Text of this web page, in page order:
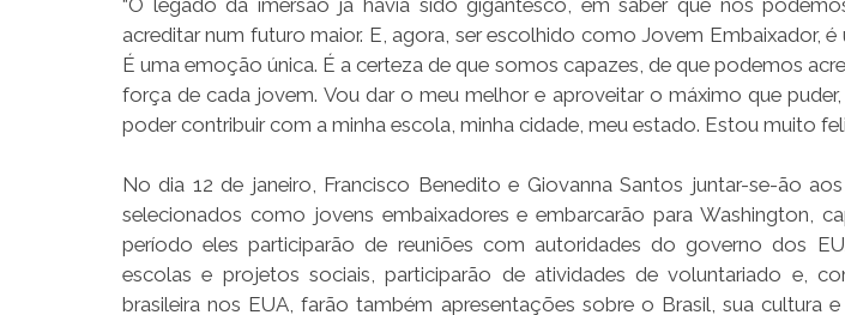
acreditar num futuro maior. E, agora, ser escolhido como Jovem Embaixador, é
É uma emoção única. É a certeza de que somos capazes, de que podemos
força de cada jovem. Vou dar o meu melhor e aproveitar o máximo que
poder contribuir com a minha escola, minha cidade, meu estado. Estou muito
No dia 12 de janeiro, Francisco Benedito e Giovanna Santos juntar-se-ão
selecionados como jovens embaixadores e embarcarão para Washington,
período eles participarão de reuniões com autoridades do governo dos
escolas e projetos sociais, participarão de atividades de voluntariado e,
brasileira nos EUA, farão também apresentações sobre o Brasil, sua cultura